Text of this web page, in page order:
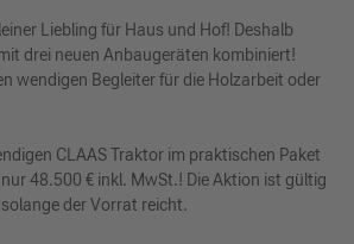
Liebling für Haus und Hof! Deshalb
drei neuen Anbaugeräten kombiniert!
wendigen Begleiter für die Holzarbeit oder
CLAAS Traktor im praktischen Paket
48.500 € inkl. MwSt.! Die Aktion ist gültig
der Vorrat reicht.